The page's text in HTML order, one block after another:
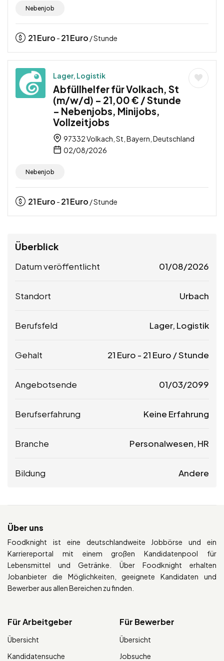
Nebenjob
21Euro - 21Euro / Stunde
Lager, Logistik
Abfüllhelfer für Volkach, St
(m/w/d) – 21,00 € / Stunde
– Nebenjobs, Minijobs,
Vollzeitjobs
97332 Volkach, St, Bayern, Deutschland
02/08/2026
Nebenjob
21Euro - 21Euro / Stunde
Überblick
Datum veröffentlicht 01/08/2026
Standort Urbach
Berufsfeld Lager, Logistik
Gehalt 21 Euro - 21 Euro / Stunde
Angebotsende 01/03/2099
Berufserfahrung Keine Erfahrung
Branche Personalwesen, HR
Bildung Andere
Über uns
Foodknight ist eine deutschlandweite Jobbörse und ein
Karriereportal mit einem großen Kandidatenpool für
Lebensmittel und Getränke. Über Foodknight erhalten
Jobanbieter die Möglichkeiten, geeignete Kandidaten und
Bewerber aus allen Bereichen zu finden.
Für Arbeitgeber
Übersicht
Kandidatensuche
Für Bewerber
Übersicht
Jobsuche